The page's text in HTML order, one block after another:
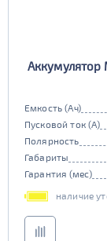
Аккумулятор
Емкость (Ач)
Пусковой ток (А)
Полярность
Габариты
Гарантия (мес)
наличие